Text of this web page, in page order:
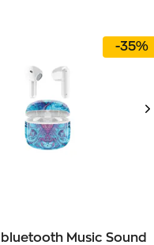
-35%
Music Sound